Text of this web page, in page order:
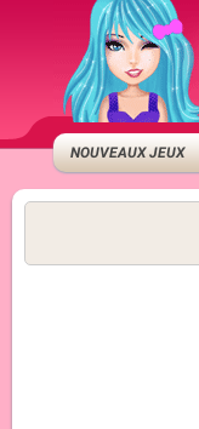
NOUVEAUX JEUX